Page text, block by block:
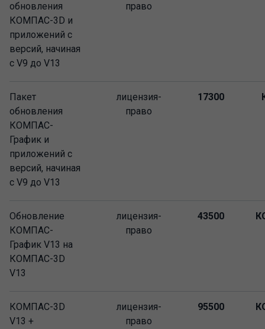
обновления
КОМПАС-3D и
приложений с
версий, начиная
с V9 до V13
право
Пакет
обновления
КОМПАС-
График и
приложений с
версий, начиная
с V9 до V13
лицензия-
право
17300
Обновление
КОМПАС-
График V13 на
КОМПАС-3D
V13
лицензия-
право
43500
КОМПАС-3D
V13 +
лицензия-
право
95500